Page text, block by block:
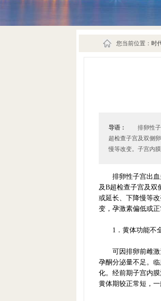
您当前位置： 时
导语：
排卵性子
超检查子宫及双侧
慢等改变。子宫内
排卵性子宫出血
及B超检查子宫及双
或延长、下降慢等
变，孕激素偏低或
1．黄体功能不
可因排卵前雌激
孕酮分泌量不足。
化。经前期子宫内
黄体期较正常短，